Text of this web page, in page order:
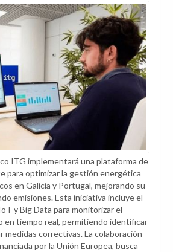
ITG implementará una plataforma de
para optimizar la gestión energética
en Galicia y Portugal, mejorando su
emisiones. Esta iniciativa incluye el
y Big Data para monitorizar el
en tiempo real, permitiendo identificar
medidas correctivas. La colaboración
por la Unión Europea, busca